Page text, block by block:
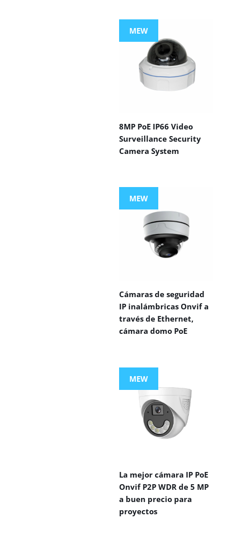
MEW
8MP PoE IP66 Video
Surveillance Security
Camera System
MEW
Cámaras de seguridad
IP inalámbricas Onvif a
través de Ethernet,
cámara domo PoE
MEW
La mejor cámara IP PoE
Onvif P2P WDR de 5 MP
a buen precio para
proyectos